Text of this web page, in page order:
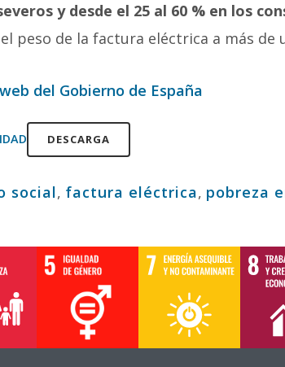
y desde el 25 al 60 % en los
peso de la factura eléctrica a más de
del Gobierno de España
DESCARGA
social, factura eléctrica, pobreza